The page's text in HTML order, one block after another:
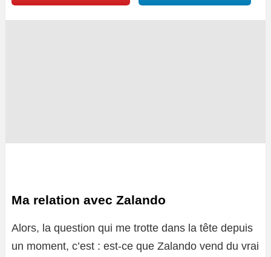
Ma relation avec Zalando
Alors, la question qui me trotte dans la tête depuis
un moment, c’est : est-ce que Zalando vend du vrai